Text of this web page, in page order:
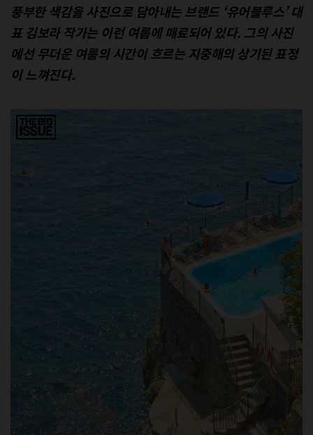
풍부한 색감을 사진으로 담아내는 브랜드 ‘유어블루스’ 대
표 김보라 작가는 이런 여름에 매료되어 있다. 그의 사진
에선 무더운 여름의 시간이 흐르는 지중해의 상기된 표정
이 느껴진다.